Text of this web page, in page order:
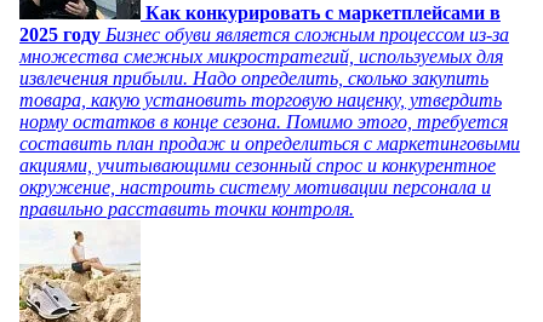
Как конкурировать с маркетплейсами в
2025 году Бизнес обуви является сложным процессом из-за
множества смежных микростратегий, используемых для
извлечения прибыли. Надо определить, сколько закупить
товара, какую установить торговую наценку, утвердить
норму остатков в конце сезона. Помимо этого, требуется
составить план продаж и определиться с маркетинговыми
акциями, учитывающими сезонный спрос и конкурентное
окружение, настроить систему мотивации персонала и
правильно расставить точки контроля.